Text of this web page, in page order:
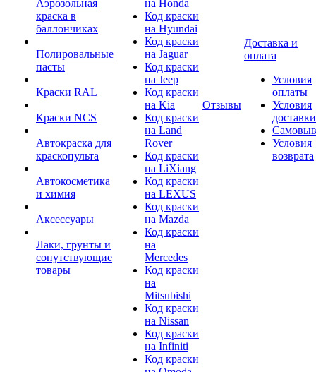
Аэрозольная
краска в
баллончиках
Полировальные
пасты
Краски RAL
Краски NCS
Автокраска для
краскопульта
Автокосметика
и химия
Аксессуары
Лаки, грунты и
сопутствующие
товары
на Honda
Код краски
на Hyundai
Код краски
на Jaguar
Код краски
на Jeep
Код краски
на Kia
Код краски
на Land
Rover
Код краски
на LiXiang
Код краски
на LEXUS
Код краски
на Mazda
Код краски
на
Mercedes
Код краски
на
Mitsubishi
Код краски
на Nissan
Код краски
на Infiniti
Код краски
Отзывы
Доставка и
оплата
Условия
оплаты
Условия
доставки
Условия
возврата